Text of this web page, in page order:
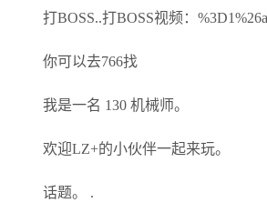
打BOSS..打BOSS视频：
你可以去766找
我是一名 130 机械师。
欢迎LZ+的小伙伴一起来玩。
话题。 .